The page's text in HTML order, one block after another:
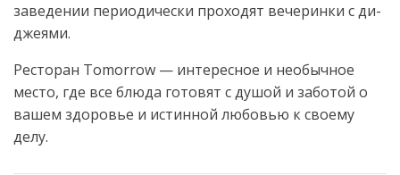
заведении периодически проходят вечеринки с ди-
джеями.
Ресторан Tomorrow — интересное и необычное
место, где все блюда готовят с душой и заботой о
вашем здоровье и истинной любовью к своему
делу.